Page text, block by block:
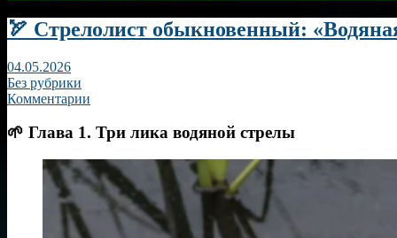
🏹 Стрелолист обыкновенный:
04.05.2026
Без рубрики
Комментарии
🌱 Глава 1. Три лика водяной стрелы